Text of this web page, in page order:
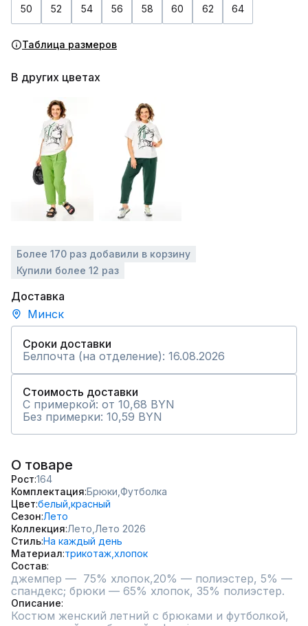
50 52 54 56 58 60 62 64
Таблица размеров
В других цветах
Более 170 раз добавили в корзину
Купили более 12 раз
Доставка
Минск
Сроки доставки
Белпочта (на отделение): 16.08.2026
Стоимость доставки
С примеркой: от 10,68 BYN
Без примерки: 10,59 BYN
О товаре
Рост 164
Комплектация Брюки, Футболка
Цвет белый, красный
Сезон Лето
Коллекция Лето, Лето 2026
СтильНа каждый день
Материал трикотаж, хлопок
Состав
джемпер —  75% хлопок,20% — полиэстер, 5% —
спандекс; брюки — 65% хлопок, 35% полиэстер.
Описание
Костюм женский летний с брюками и футболкой,